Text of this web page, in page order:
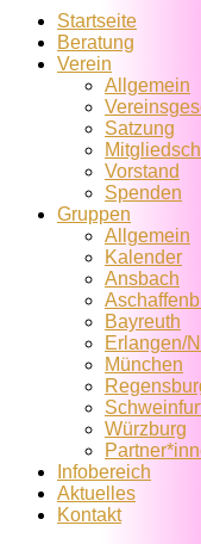
Startseite
Beratung
Verein
Allgemein
Satzung
Vorstand
Spenden
Gruppen
Allgemein
Kalender
Ansbach
Bayreuth
Erlangen/
München
Würzburg
Infobereich
Aktuelles
Kontakt